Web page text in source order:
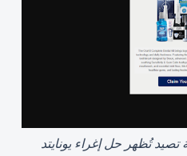
تُظهر حل إغراء يونايتد